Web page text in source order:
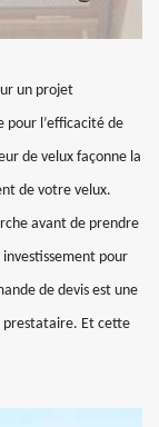
un projet
pour l’efficacité de
de velux façonne la
de votre velux.
avant de prendre
pour
de devis est une
prestataire. Et cette